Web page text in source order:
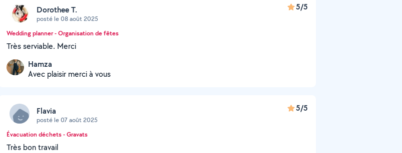
Dorothee T.
posté le 08 août 2025
5/5
Wedding planner - Organisation de fêtes
Très serviable. Merci
Hamza
Avec plaisir merci à vous
Flavia
posté le 07 août 2025
5/5
Évacuation déchets - Gravats
Très bon travail